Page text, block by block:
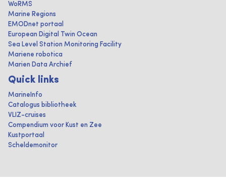
WoRMS
Marine Regions
EMODnet portaal
European Digital Twin Ocean
Sea Level Station Monitoring Facility
Mariene robotica
Marien Data Archief
Quick links
MarineInfo
Catalogus bibliotheek
VLIZ-cruises
Compendium voor Kust en Zee
Kustportaal
Scheldemonitor